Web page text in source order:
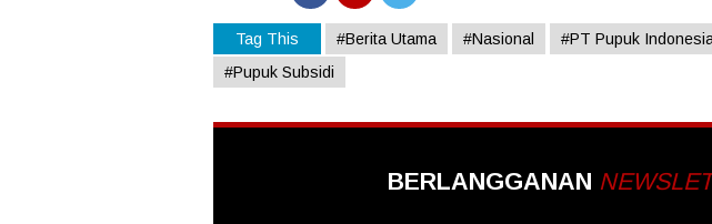
Tag This #Berita Utama #Nasional #PT Pupuk
#Pupuk Subsidi
BERLANGGANAN